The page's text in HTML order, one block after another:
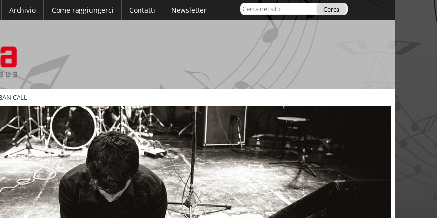
Archivio Come raggiungerci Contatti Newsletter
Cerca nel sito
Ricerca
avanzata…
CALL